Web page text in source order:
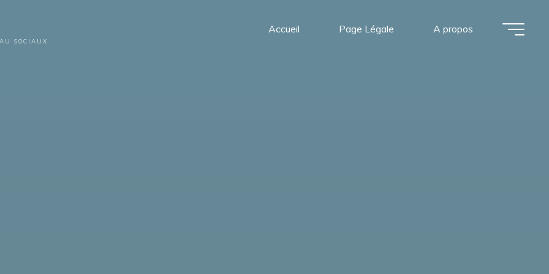
SOCIAUX.
Accueil Page Légale A propos